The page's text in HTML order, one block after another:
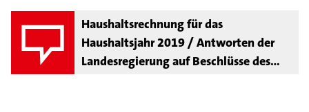
Haushaltsrechnung für das
Haushaltsjahr 2019 / Antworten der
Landesregierung auf Beschlüsse des